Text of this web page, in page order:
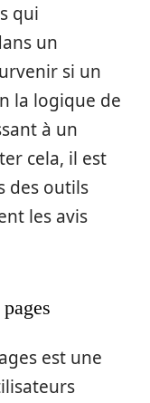
qui
un
si un
la logique de
à un
cela, il est
des outils
les avis
est une